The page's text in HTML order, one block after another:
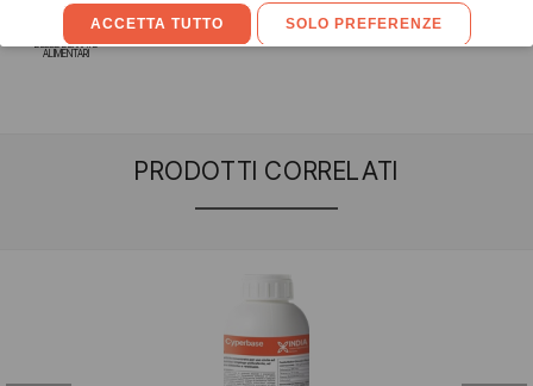
COLEOTTERI
DELLE DERRATE
ALIMENTARI
PRODOTTI CORRELATI